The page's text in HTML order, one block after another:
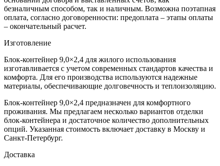
безналичным способом, так и наличным. Возможна поэтапная
оплата, согласно договоренности: предоплата – этапы оплаты
– окончательный расчет.
Изготовление
Блок-контейнер 9,0×2,4 для жилого использования
изготавливается с учетом современных стандартов качества и
комфорта. Для его производства используются надежные
материалы, обеспечивающие долговечность и теплоизоляцию.
Блок-контейнер 9,0×2,4 предназначен для комфортного
проживания. Мы предлагаем несколько вариантов отделки
блок-контейнера и достаточное количество дополнительных
опций. Указанная стоимость включает доставку в Москву и
Санкт-Петербург.
Доставка